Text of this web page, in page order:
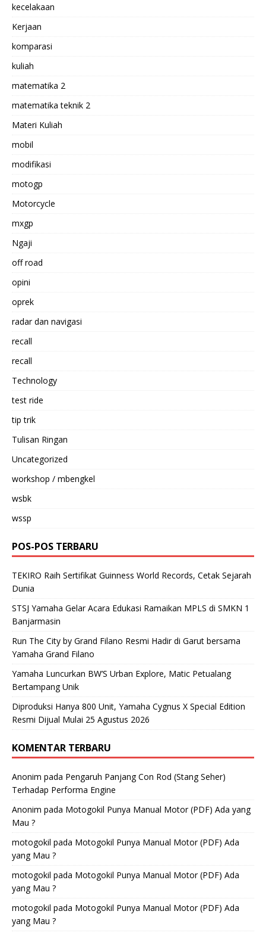
kecelakaan
Kerjaan
komparasi
kuliah
matematika 2
matematika teknik 2
Materi Kuliah
mobil
modifikasi
motogp
Motorcycle
mxgp
Ngaji
off road
opini
oprek
radar dan navigasi
recall
recall
Technology
test ride
tip trik
Tulisan Ringan
Uncategorized
workshop / mbengkel
wsbk
wssp
POS-POS TERBARU
TEKIRO Raih Sertifikat Guinness World Records, Cetak Sejarah
Dunia
STSJ Yamaha Gelar Acara Edukasi Ramaikan MPLS di SMKN 1
Banjarmasin
Run The City by Grand Filano Resmi Hadir di Garut bersama
Yamaha Grand Filano
Yamaha Luncurkan BW’S Urban Explore, Matic Petualang
Bertampang Unik
Diproduksi Hanya 800 Unit, Yamaha Cygnus X Special Edition
Resmi Dijual Mulai 25 Agustus 2026
KOMENTAR TERBARU
Anonim pada Pengaruh Panjang Con Rod (Stang Seher)
Terhadap Performa Engine
Anonim pada Motogokil Punya Manual Motor (PDF) Ada yang
Mau ?
motogokil pada Motogokil Punya Manual Motor (PDF) Ada
yang Mau ?
motogokil pada Motogokil Punya Manual Motor (PDF) Ada
yang Mau ?
motogokil pada Motogokil Punya Manual Motor (PDF) Ada
yang Mau ?